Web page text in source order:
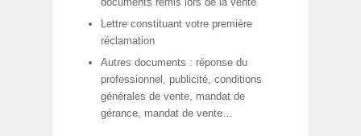
Lettre constituant votre première
réclamation
Autres documents : réponse du
professionnel, publicité, conditions
générales de vente, mandat de
gérance, mandat de vente…